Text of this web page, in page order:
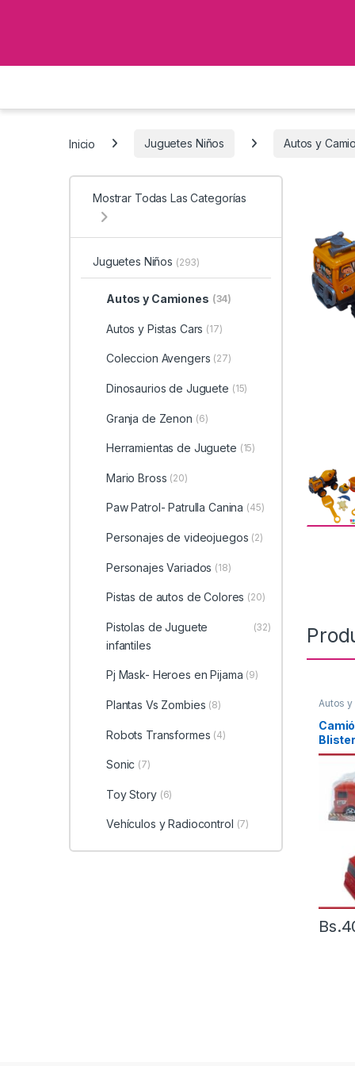
Inicio Juguetes Niños Autos y
Autos
Bs.
Mostrar Todas Las Categorías
Juguetes Niños (293)
Autos y Camiones (34)
Autos y Pistas Cars (17)
Coleccion Avengers (27)
Dinosaurios de Juguete (15)
Granja de Zenon (6)
Herramientas de Juguete (15)
Mario Bross (20)
Paw Patrol- Patrulla Canina (45)
Personajes de videojuegos (2)
Personajes Variados (18)
Pistas de autos de Colores (20)
Pistolas de Juguete
infantiles
(32)
Pj Mask- Heroes en Pijama (9)
Plantas Vs Zombies (8)
Robots Transformes (4)
Sonic (7)
Toy Story (6)
Vehículos y Radiocontrol (7)